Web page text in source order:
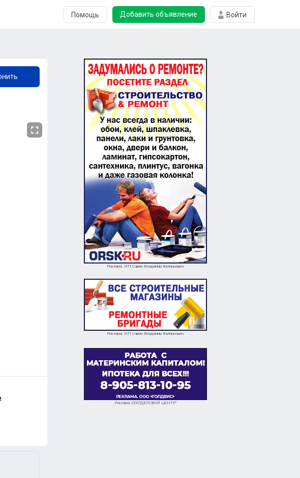
Помощь Добавить объявление Войти
Реклама. ИП Савин Владимир Валерьевич
Реклама. ИП Савин Владимир Валерьевич
Реклама. ООО"ДЕЛОВОЙ ЦЕНТР"